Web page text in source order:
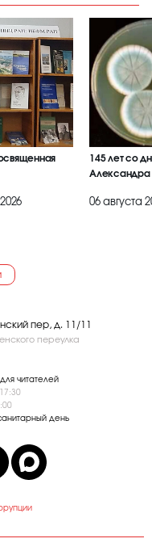
145 лет со
Александра
06 августа
пер, д. 11/11
переулка
читателей
день